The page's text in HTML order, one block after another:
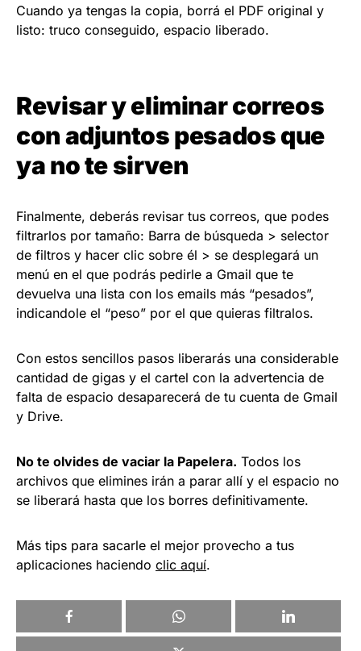
Cuando ya tengas la copia, borrá el PDF original y
listo: truco conseguido, espacio liberado.
Revisar y eliminar correos
con adjuntos pesados que
ya no te sirven
Finalmente, deberás revisar tus correos, que podes
filtrarlos por tamaño: Barra de búsqueda > selector
de filtros y hacer clic sobre él > se desplegará un
menú en el que podrás pedirle a Gmail que te
devuelva una lista con los emails más “pesados”,
indicandole el “peso” por el que quieras filtralos.
Con estos sencillos pasos liberarás una considerable
cantidad de gigas y el cartel con la advertencia de
falta de espacio desaparecerá de tu cuenta de Gmail
y Drive.
No te olvides de vaciar la Papelera. Todos los
archivos que elimines irán a parar allí y el espacio no
se liberará hasta que los borres definitivamente.
Más tips para sacarle el mejor provecho a tus
aplicaciones haciendo clic aquí.